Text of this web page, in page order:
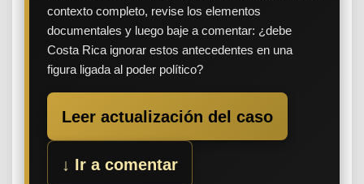
contexto completo, revise los elementos
documentales y luego baje a comentar: ¿debe
Costa Rica ignorar estos antecedentes en una
figura ligada al poder político?
Leer actualización del caso
↓ Ir a comentar